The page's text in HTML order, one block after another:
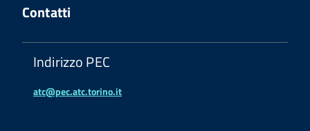
Contatti
Indirizzo PEC
atc@pec.atc.torino.it